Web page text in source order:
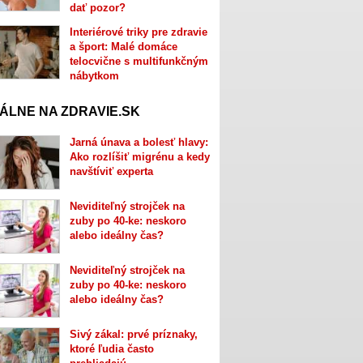
dať pozor?
Interiérové triky pre zdravie
a šport: Malé domáce
telocvične s multifunkčným
nábytkom
NA ZDRAVIE.SK
Jarná únava a bolesť hlavy:
Ako rozlíšiť migrénu a kedy
navštíviť experta
Neviditeľný strojček na
zuby po 40-ke: neskoro
alebo ideálny čas?
Neviditeľný strojček na
zuby po 40-ke: neskoro
alebo ideálny čas?
Sivý zákal: prvé príznaky,
ktoré ľudia často